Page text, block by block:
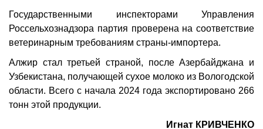
Государственными инспекторами Управления
Россельхознадзора партия проверена на соответствие
ветеринарным требованиям страны-импортера.
Алжир стал третьей страной, после Азербайджана и
Узбекистана, получающей сухое молоко из Вологодской
области. Всего с начала 2024 года экспортировано 266
тонн этой продукции.
Игнат КРИВЧЕНКО